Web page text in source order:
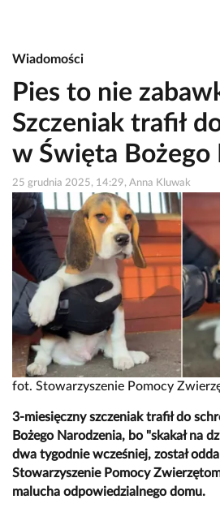
Wiadomości
Pies to nie
Szczeniak trafił
w Święta Bożego
25 grudnia 2025, 14:29, Anna Kluwak
fot. Stowarzyszenie Pomocy
3-miesięczny szczeniak trafił do
Bożego Narodzenia, bo "skakał na
dwa tygodnie wcześniej, został
Stowarzyszenie Pomocy
malucha odpowiedzialnego domu.